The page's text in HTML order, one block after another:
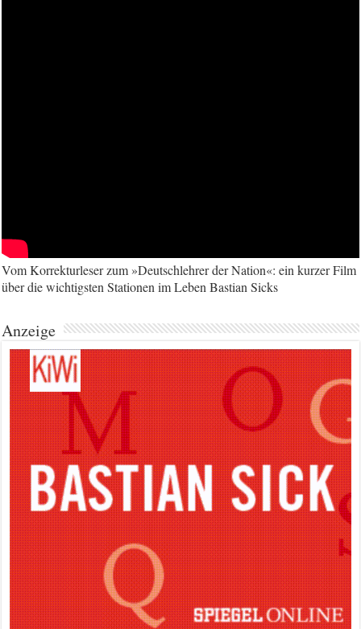
Vom Korrekturleser zum »Deutschlehrer der Nation«: ein kurzer Film
über die wichtigsten Stationen im Leben Bastian Sicks
Anzeige